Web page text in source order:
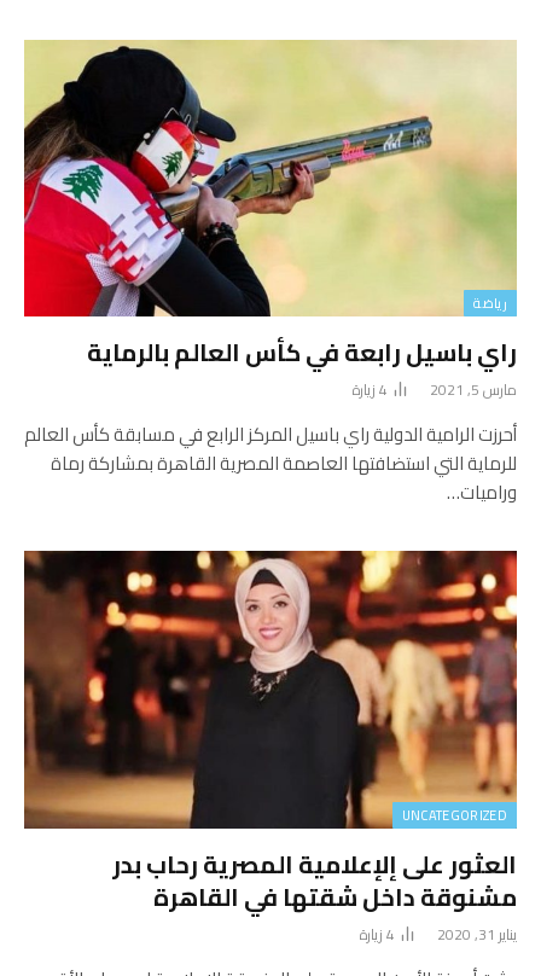
رياضة
راي باسيل رابعة في كأس العالم بالرماية
مارس 5, 2021 4زيارة
أحرزت الرامية الدولية راي باسيل المركز الرابع في مسابقة كأس العالم
للرماية التي استضافتها العاصمة المصرية القاهرة بمشاركة رماة
وراميات…
UNCATEGORIZED
العثور على إلإعلامية المصرية رحاب بدر
مشنوقة داخل شقتها في القاهرة
يناير 31, 2020 4زيارة